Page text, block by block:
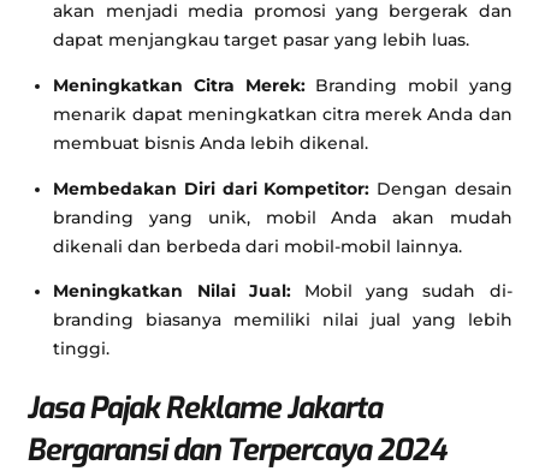
akan menjadi media promosi yang bergerak dan
dapat menjangkau target pasar yang lebih luas.
Meningkatkan Citra Merek:Branding mobil yang
menarik dapat meningkatkan citra merek Anda dan
membuat bisnis Anda lebih dikenal.
Membedakan Diri dari Kompetitor: Dengan desain
branding yang unik, mobil Anda akan mudah
dikenali dan berbeda dari mobil-mobil lainnya.
Meningkatkan Nilai Jual:Mobil yang sudah di-
branding biasanya memiliki nilai jual yang lebih
tinggi.
Jasa Pajak Reklame Jakarta
Bergaransi dan Terpercaya 2024